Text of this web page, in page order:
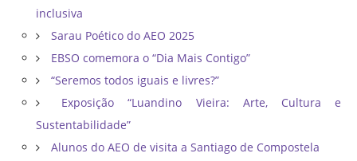
inclusiva
Sarau Poético do AEO 2025
EBSO comemora o “Dia Mais Contigo”
“Seremos todos iguais e livres?”
Exposição “Luandino Vieira: Arte, Cultura e
Sustentabilidade”
Alunos do AEO de visita a Santiago de Compostela